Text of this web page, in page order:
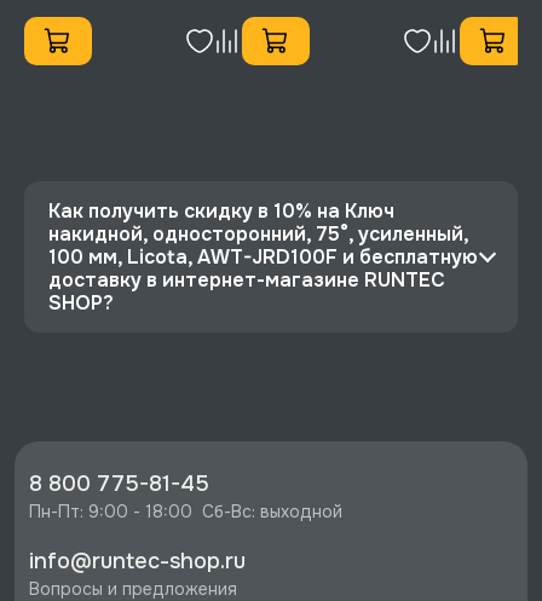
Как получить скидку в 10% на Ключ
накидной, односторонний, 75°, усиленный,
100 мм, Licota, AWT-JRD100F и бесплатную
доставку в интернет-магазине RUNTEC
SHOP?
скидкой - 20409 руб.
⚡️ Бесплатная доставка в Москве, Санкт-
стоимости заказа.
8 800 775-81-45
Пн-Пт: 9:00 - 18:00  Сб-Вс: выходной
info@runtec-shop.ru
Вопросы и предложения